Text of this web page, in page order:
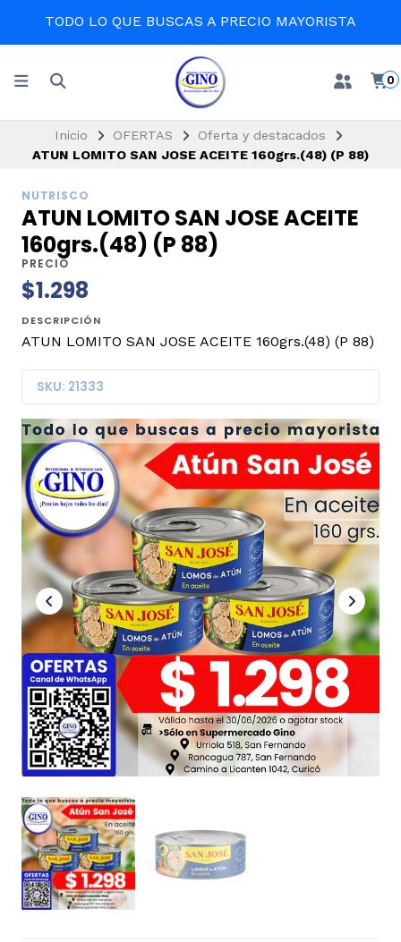
TODO LO QUE BUSCAS A PRECIO MAYORISTA
0
Inicio OFERTAS
Oferta y destacados
ATUN LOMITO SAN JOSE ACEITE 160grs.(48) (P 88)
NUTRISCO
ATUN LOMITO SAN JOSE ACEITE
160grs.(48) (P 88)
PRECIO
$1.298
DESCRIPCIÓN
ATUN LOMITO SAN JOSE ACEITE 160grs.(48) (P 88)
SKU: 21333